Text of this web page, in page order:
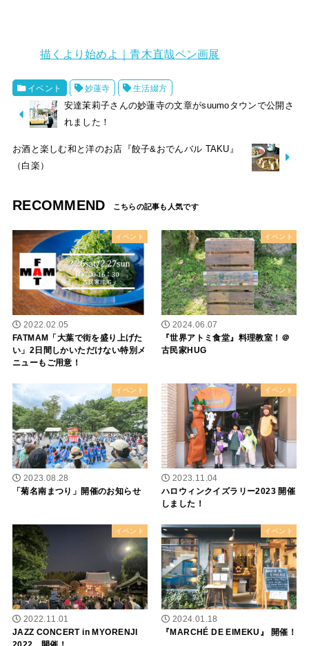
描くより始めよ｜青木直哉ペン画展
イベント 妙蓮寺 生活綴方
安達茉莉子さんの妙蓮寺の文章がsuumoタウンで公開さ
れました！
お酒と楽しむ和と洋のお店『餃子&おでんバル TAKU』
（白楽）
RECOMMEND
イベント
2022.02.05
FATMAM「大葉で街を盛り上げた
い」2日間しかいただけない特別メ
ニューもご用意！
イベント
2024.06.07
『世界アトミ食堂』料理教室！＠
古民家HUG
イベント
2023.08.28
「菊名南まつり」開催のお知らせ
イベント
2023.11.04
ハロウィンクイズラリー2023 開催
しました！
イベント
2022.11.01
JAZZ CONCERT in MYORENJI
イベント
2024.01.18
『MARCHÉ DE EIMEKU』 開催！